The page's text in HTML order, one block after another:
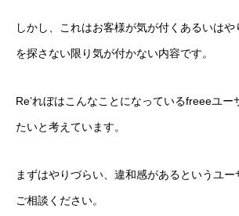
しかし、これはお客様が気が付くあるいは
を探さない限り気が付かない内容です。
Re’れぼはこんなことになっているfreeeユー
たいと考えています。
まずはやりづらい、違和感があるというユー
ご相談ください。